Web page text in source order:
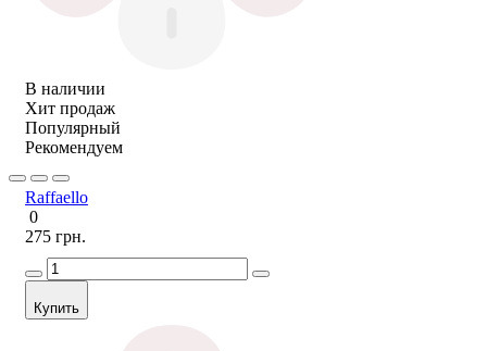
В наличии
Хит продаж
Популярный
Рекомендуем
Raffaello
0
275 грн.
Купить